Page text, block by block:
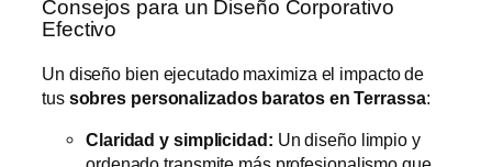
Consejos para un Diseño Corporativo
Efectivo
Un diseño bien ejecutado maximiza el impacto de
tus sobres personalizados baratos en Terrassa:
Claridad y simplicidad: Un diseño limpio y